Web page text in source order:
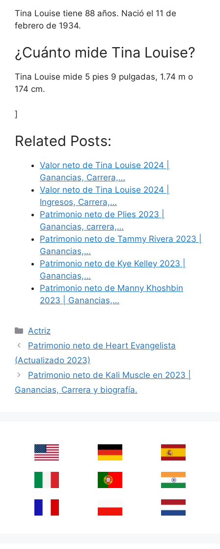
Tina Louise tiene 88 años. Nació el 11 de
febrero de 1934.
¿Cuánto mide Tina Louise?
Tina Louise mide 5 pies 9 pulgadas, 1.74 m o
174 cm.
]
Related Posts:
Valor neto de Tina Louise 2024 |
Ganancias, Carrera,…
Valor neto de Tina Louise 2024 |
Ingresos, Carrera,…
Patrimonio neto de Plies 2023 |
Ganancias, carrera,…
Patrimonio neto de Tammy Rivera 2023 |
Ganancias,…
Patrimonio neto de Kye Kelley 2023 |
Ganancias,…
Patrimonio neto de Manny Khoshbin
2023 | Ganancias,…
Categories
Actriz
Patrimonio neto de Heart Evangelista
(Actualizado 2023)
Patrimonio neto de Kali Muscle en 2023 |
Ganancias, Carrera y biografía.